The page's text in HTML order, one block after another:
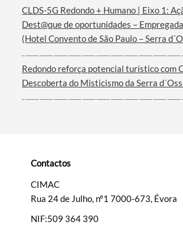
Categorias gerais
CLDS-5G Redondo + Humano | Eixo 1:
Dest@que de oportunidades –
(Hotel Convento de São Paulo – Serra
Redondo reforça potencial turístico com
Descoberta do Misticismo da Serra
Contactos
CIMAC
Rua 24 de Julho, nº1 7000-673, Évora
NIF:509 364 390